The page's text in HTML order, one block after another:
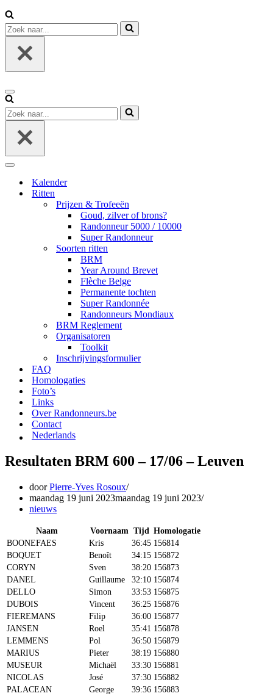
Zoek
naar...
Navigatie
Menu
Zoek
naar...
Navigatie
Kalender
Ritten
Prijzen & Trofeeën
Goud, zilver of brons?
Randonneur 5000 / 10000
Super Randonneur
Soorten ritten
BRM
Year Around Brevet
Flèche Belge
Permanente tochten
Super Randonnée
Randonneurs Mondiaux
BRM Reglement
Organisatoren
Toolkit
Inschrijvingsformulier
FAQ
Homologaties
Foto’s
Links
Over Randonneurs.be
Contact
Nederlands
Resultaten BRM 600 – 17/06 – Leuven
doorPierre-Yves Rosoux
maandag 19 juni 2023maandag 19 juni 2023
nieuws
Naam Voornaam Tijd
Homologatie
BOONEFAES
Kris 36:45 156814
BOQUET
Benoît 34:15 156872
CORYN
Sven 38:20 156873
DANEL
Guillaume 32:10 156874
DELLO
Simon 33:53 156875
DUBOIS
Vincent 36:25 156876
FIEREMANS
Filip 36:00 156877
JANSEN
Roel 35:41 156878
LEMMENS
Pol 36:50 156879
MARIUS
Pieter 38:19 156880
MUSEUR
Michaël 33:30 156881
NICOLAS
José 37:30 156882
PALACEAN
George 39:36 156883